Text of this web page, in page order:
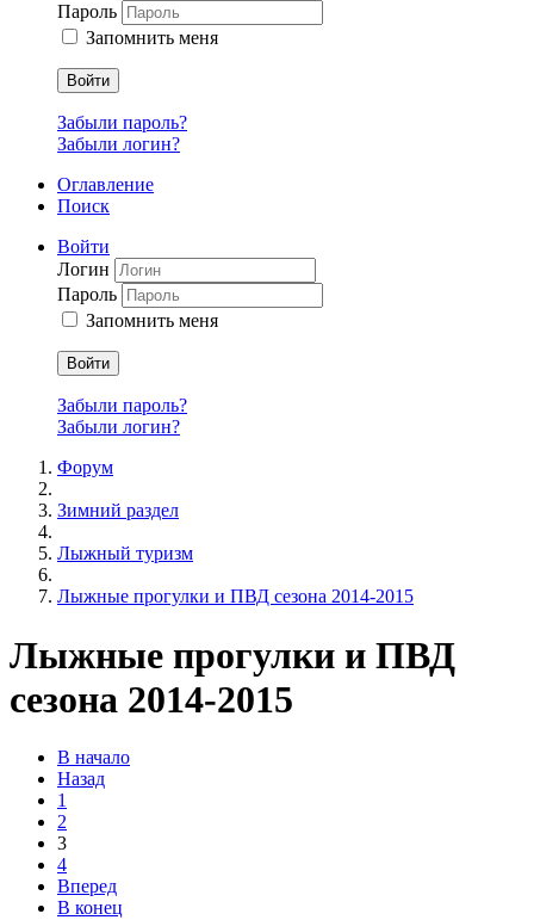
Пароль
Запомнить меня
Войти
Забыли пароль?
Забыли логин?
Оглавление
Поиск
Войти
Логин
Пароль
Запомнить меня
Войти
Забыли пароль?
Забыли логин?
Форум
Зимний раздел
Лыжный туризм
Лыжные прогулки и ПВД сезона 2014-2015
Лыжные прогулки и ПВД
сезона 2014-2015
В начало
Назад
1
2
3
4
Вперед
В конец